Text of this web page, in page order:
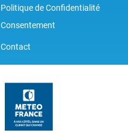
Politique de Confidentialité
Consentement
Contact